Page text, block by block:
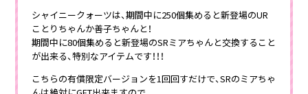
シャイニークォーツは、期間中に250個集めると新登場のUR
ことりちゃんか善子ちゃんと！
期間中に80個集めると新登場のSRミアちゃんと交換すること
が出来る、特別なアイテムです！！！
こちらの有償限定バージョンを1回回すだけで、SRのミアちゃ